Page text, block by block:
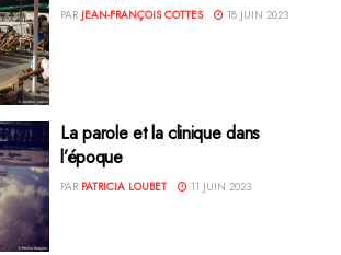
PAR JEAN-FRANÇOIS COTTES 18 JUIN 2023
La parole et la clinique dans
l’époque
PAR PATRICIA LOUBET 11 JUIN 2023